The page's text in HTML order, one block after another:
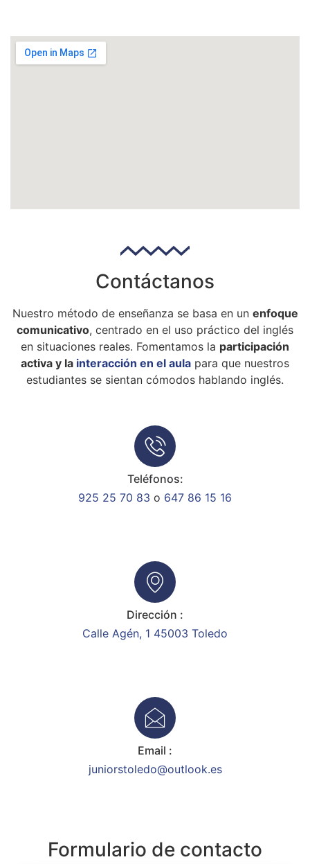
Contáctanos
Nuestro método de enseñanza se basa en un enfoque
comunicativo, centrado en el uso práctico del inglés
en situaciones reales. Fomentamos la participación
activa y la interacción en el aula para que nuestros
estudiantes se sientan cómodos hablando inglés.
Teléfonos:
925 25 70 83 o 647 86 15 16
Dirección :
Calle Agén, 1 45003 Toledo
Email :
juniorstoledo@outlook.es
Formulario de contacto